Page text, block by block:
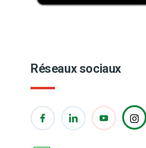
Réseaux sociaux